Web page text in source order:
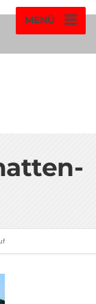
MENÜ